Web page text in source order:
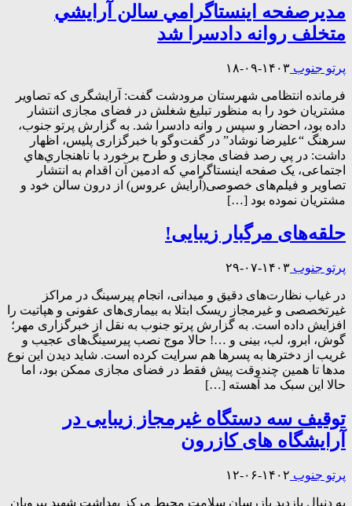
مديرصفحه اينستاگرامي سالن آرايشي
متخلف روانه دادسرا شد
پرتو جنوب ۱۴۰۳-۰۹-۱۸
فرمانده انتظامی شهرستان مرودشت گفت: آرایشگری که تصاویر
مشتریان خود را به منظور تبلیغ شغلش در فضای مجازی انتشار
داده بود، احضار و سپس ر وانه دادسرا شد. به گزارش پرتو جنوب،
سرهنگ “علیرضا نوشاد” در گفت‌وگو با خبرگزاری پلیس، اظهار
داشت: در پي رصد فضای مجازی و طرح برخورد با ناهنجاري‌هاي
اجتماعی، یک صفحه اينستاگرامي که ادمين آن اقدام به انتشار
تصاویر و فيلم‌های خصوصی(آرایش عروس) از درون سالن خود و
مشتريان نموده بود […]
حلقه‌های مرگبار زیبایی!
پرتو جنوب ۱۴۰۳-۰۷-۲۹
در غیاب نظارت‌های دقیق و میدانی، انجام پیرسینگ در مراکز
غیرتخصصی و غیرمجاز ریسک ابتلا به بیماری‌های عفونی و هپاتیت را
افزایش داده است. به گزارش پرتو جنوب به نقل از خبرگزاری مهر؛
گوش، ابرو، لب، بینی و …! حالا موج نصب پیرسینگ‌های عجیب و
غریب از دختر‌ها به پسر‌ها هم سرایت کرده است. شاید دیدن این نوع
مد‌ها تا همین چندوقت پیش فقط در فضای مجازی ممکن بود، اما
حالا این سبک مد آهسته […]
توقیف سه دستگاه غیرمجاز زیبایی در
آرایشگاه های کازرون
پرتو جنوب ۱۴۰۲-۰۶-۱۲
به دنبال بازدید بازرسان سلامت محیط مرکز بهداشت شهید پیرویان